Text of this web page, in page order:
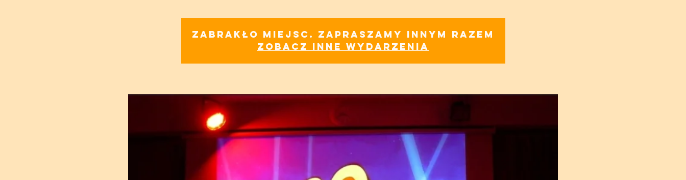
Zabrakło miejsc. Zapraszamy innym razem
Zobacz inne wydarzenia